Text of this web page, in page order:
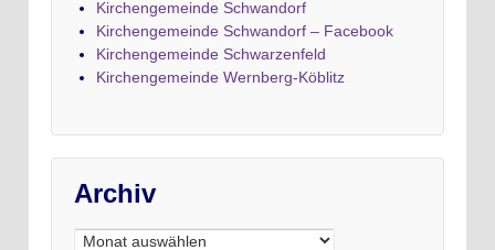
Kirchengemeinde Schwandorf
Kirchengemeinde Schwandorf – Facebook
Kirchengemeinde Schwarzenfeld
Kirchengemeinde Wernberg-Köblitz
Archiv
Archiv